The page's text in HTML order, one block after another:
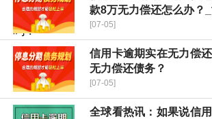
款8万无力偿还怎么办？
[07-05]
信用卡逾期实在无力偿
无力偿还债务？
[07-05]
全球看热讯：如果说信